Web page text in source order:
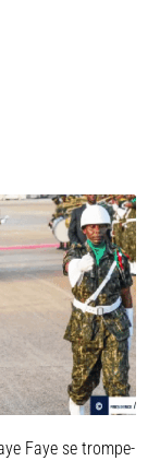
Faye se trompe-